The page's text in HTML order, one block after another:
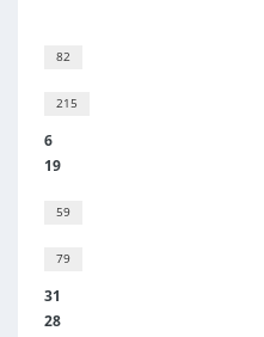
82
215
6
19
59
79
31
28